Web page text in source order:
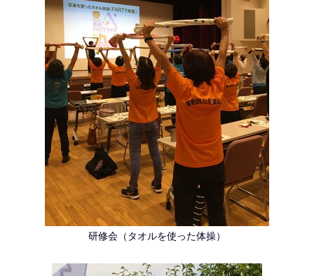
研修会（タオルを使った体操）